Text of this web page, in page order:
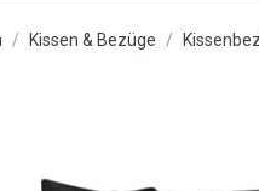
Kissen & Bezüge